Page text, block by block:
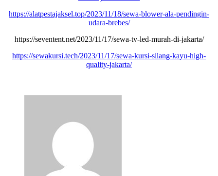
https://alatpestajaksel.top/2023/11/18/sewa-blower-ala-pendingin-
udara-brebes/
https://seventent.net/2023/11/17/sewa-tv-led-murah-di-jakarta/
https://sewakursi.tech/2023/11/17/sewa-kursi-silang-kayu-high-
quality-jakarta/